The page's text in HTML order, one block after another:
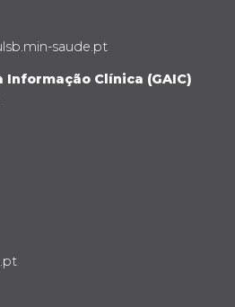
saude.pt
Informação Clínica (GAIC)